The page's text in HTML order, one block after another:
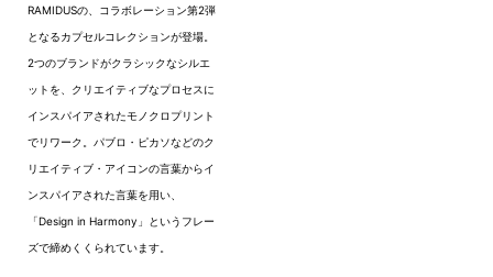
RAMIDUSの、コラボレーション第2弾
となるカプセルコレクションが登場。
2つのブランドがクラシックなシルエ
ットを、クリエイティブなプロセスに
インスパイアされたモノクロプリント
でリワーク。パブロ・ピカソなどのク
リエイティブ・アイコンの⾔葉からイ
ンスパイアされた言葉を用い、
「Design in Harmony」というフレー
ズで締めくくられています。